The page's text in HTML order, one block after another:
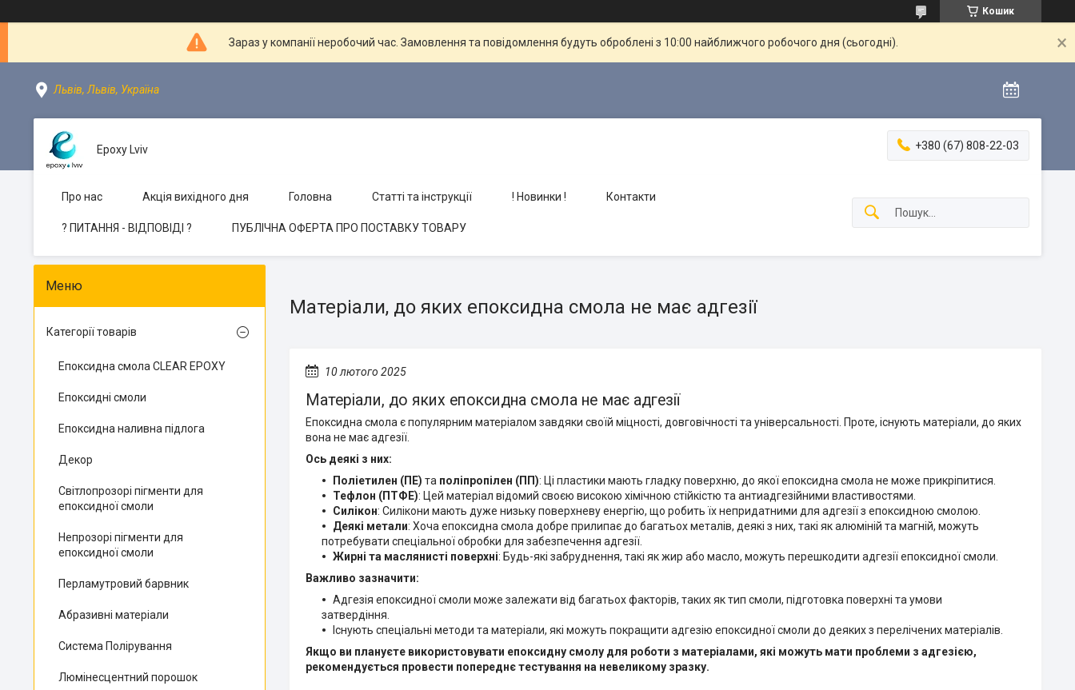
Кошик
Зараз у компанії неробочий час. Замовлення та повідомлення будуть оброблені з 10:00 найближчого робочого дня (сьогодні).
Львів, Львів, Україна
Epoxy Lviv +380 (67) 808-22-03
Про нас Акція вихідного дня Головна Статті та інструкції ! Новинки ! Контакти
? ПИТАННЯ - ВІДПОВІДІ ? ПУБЛІЧНА ОФЕРТА ПРО ПОСТАВКУ ТОВАРУ
Матеріали, до яких епоксидна смола не має адгезії
10 лютого 2025
Матеріали, до яких епоксидна смола не має адгезії
Епоксидна смола є популярним матеріалом завдяки своїй міцності, довговічності та універсальності. Проте, існують матеріали, до яких
вона не має адгезії.
Ось деякі з них:
Поліетилен (ПЕ) та поліпропілен (ПП): Ці пластики мають гладку поверхню, до якої епоксидна смола не може прикріпитися.
Тефлон (ПТФЕ): Цей матеріал відомий своєю високою хімічною стійкістю та антиадгезійними властивостями.
Силікон: Силікони мають дуже низьку поверхневу енергію, що робить їх непридатними для адгезії з епоксидною смолою.
Деякі метали: Хоча епоксидна смола добре прилипає до багатьох металів, деякі з них, такі як алюміній та магній, можуть
потребувати спеціальної обробки для забезпечення адгезії.
Жирні та маслянисті поверхні: Будь-які забруднення, такі як жир або масло, можуть перешкодити адгезії епоксидної смоли.
Важливо зазначити:
Адгезія епоксидної смоли може залежати від багатьох факторів, таких як тип смоли, підготовка поверхні та умови
затвердіння.
Існують спеціальні методи та матеріали, які можуть покращити адгезію епоксидної смоли до деяких з перелічених матеріалів.
Якщо ви плануєте використовувати епоксидну смолу для роботи з матеріалами, які можуть мати проблеми з адгезією,
рекомендується провести попереднє тестування на невеликому зразку.
Категорії товарів
Епоксидна смола CLEAR EPOXY
Епоксидні смоли
Епоксидна наливна підлога
Декор
Світлопрозорі пігменти для
епоксидної смоли
Непрозорі пігменти для
епоксидної смоли
Перламутровий барвник
Абразивні матеріали
Система Полірування
Люмінесцентний порошок